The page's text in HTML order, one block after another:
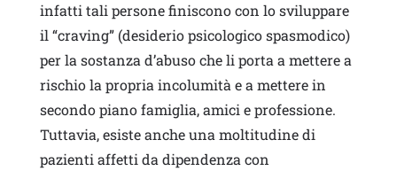
infatti tali persone finiscono con lo sviluppare
il “craving” (desiderio psicologico spasmodico)
per la sostanza d’abuso che li porta a mettere a
rischio la propria incolumità e a mettere in
secondo piano famiglia, amici e professione.
Tuttavia, esiste anche una moltitudine di
pazienti affetti da dipendenza con